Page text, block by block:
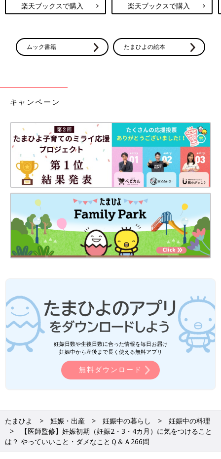
【Ｑ23】好きなアーティストのコンサートに行ってもいい？
【Ｑ25】授かり婚です。妊娠中に結婚式を挙げてもいい？
【Ｑ1】なるべくウォーキングはしたほうがいい？
【Ｑ3】日課のストレッチや腹筋は続けてもいい？
【Ｑ4】スイミングに通ってもいい？
【Ｑ5】ヨガ教室に通ってもいい？
【Ｑ6】ホットヨガ教室はダメ？
【Ｑ7】バレエ教室やダンス教室はやめたほうがいい？
【Ｑ8】ボウリングはしてもいい？
【Ｑ9】ゴルフは？
【Ｑ11】バドミントンやテニスは？
【Ｑ12】卓球はやってもいい？
【Ｑ13】バッティングセンターでバッティングはしてもいい？
【Ｑ14】登山はやめたほうがいい？
【Ｑ15】シュノーケリングやスキューバダイビングは？
【Ｑ17】スケートボードは？
【医師監修】妊娠初期（妊娠2・3・4カ
楽天ブックスで購入 楽天ブックスで購入
ムック書籍 たまひよの絵本
キャンペーン
妊娠日数や生後日数に合った情報を毎日お届け
妊娠中から産後まで長く使える無料アプリ
無料ダウンロード
たまひよ 妊娠・出産 妊娠中の暮らし
妊娠中の料理
【医師監修】妊娠初期（妊娠2・3・4カ月）に気をつけること
は？ やっていいこと・ダメなことＱ＆Ａ266問